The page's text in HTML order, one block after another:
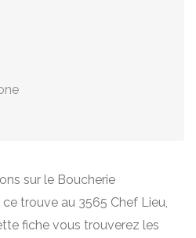
sur le Boucherie
ce trouve au 3565 Chef Lieu,
fiche vous trouverez les